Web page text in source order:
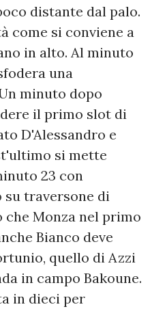
distante dal palo.
come si conviene a
in alto. Al minuto
una
minuto dopo
il primo slot di
D'Alessandro e
si mette
23 con
traversone di
che Monza nel primo
Bianco deve
quello di Azzi
in campo Bakoune.
in dieci per